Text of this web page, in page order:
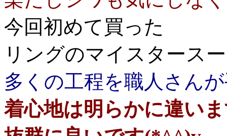
今回初めて買った
リングのマイスタース
多くの工程を職人さん
着心地は明らかに違い